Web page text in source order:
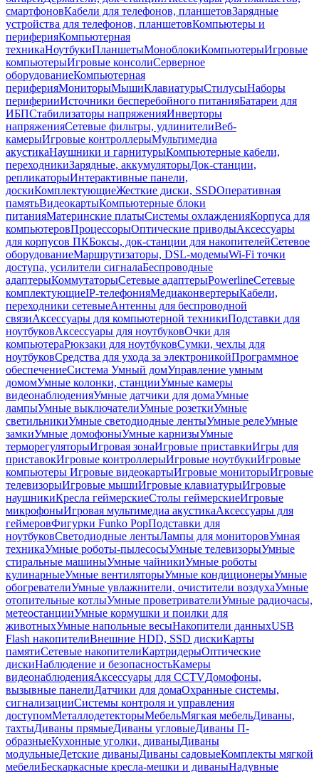
смартфоновКабели для телефонов, планшетовЗарядные
устройства для телефонов, планшетовКомпьютеры и
периферияКомпьютерная
техникаНоутбукиПланшетыМоноблокиКомпьютерыИгровые
компьютерыИгровые консолиСерверное
оборудованиеКомпьютерная
периферияМониторыМышиКлавиатурыСтилусыНаборы
периферииИсточники бесперебойного питанияБатареи для
ИБПСтабилизаторы напряженияИнверторы
напряженияСетевые фильтры, удлинителиВеб-
камерыИгровые контроллерыМультимедиа
акустикаНаушники и гарнитурыКомпьютерные кабели,
переходникиЗарядные, аккумуляторыДок-станции,
репликаторыИнтерактивные панели,
доскиКомплектующиеЖесткие диски, SSDОперативная
памятьВидеокартыКомпьютерные блоки
питанияМатеринские платыСистемы охлажденияКорпуса для
компьютеровПроцессорыОптические приводыАксессуары
для корпусов ПКБоксы, док-станции для накопителейСетевое
оборудованиеМаршрутизаторы, DSL-модемыWi-Fi точки
доступа, усилители сигналаБеспроводные
адаптерыКоммутаторыСетевые адаптерыPowerlineСетевые
комплектующиеIP-телефонияМедиаконвертерыКабели,
переходники сетевыеАнтенны для беспроводной
связиАксессуары для компьютерной техникиПодставки для
ноутбуковАксессуары для ноутбуковОчки для
компьютераРюкзаки для ноутбуковСумки, чехлы для
ноутбуковСредства для ухода за электроникойПрограммное
обеспечениеСистема Умный домУправление умным
домомУмные колонки, станцииУмные камеры
видеонаблюденияУмные датчики для домаУмные
лампыУмные выключателиУмные розеткиУмные
светильникиУмные светодиодные лентыУмные релеУмные
замкиУмные домофоныУмные карнизыУмные
терморегуляторыИгровая зонаИгровые приставкиИгры для
приставокИгровые контроллерыИгровые ноутбукиИгровые
компьютеры Игровые видеокартыИгровые мониторыИгровые
телевизорыИгровые мышиИгровые клавиатурыИгровые
наушникиКресла геймерскиеСтолы геймерскиеИгровые
микрофоныИгровая мультимедиа акустикаАксессуары для
геймеровФигурки Funko PopПодставки для
ноутбуковСветодиодные лентыЛампы для мониторовУмная
техникаУмные роботы-пылесосыУмные телевизорыУмные
стиральные машиныУмные чайникиУмные роботы
кулинарныеУмные вентиляторыУмные кондиционерыУмные
обогревателиУмные увлажнители, очистители воздухаУмные
отопительные котлыУмные проветривателиУмные радиочасы,
метеостанцииУмные кормушки и поилки для
животныхУмные напольные весыНакопители данныхUSB
Flash накопителиВнешние HDD, SSD дискиКарты
памятиСетевые накопителиКартридерыОптические
дискиНаблюдение и безопасностьКамеры
видеонаблюденияАксессуары для CCTVДомофоны,
вызывные панелиДатчики для домаОхранные системы,
сигнализацииСистемы контроля и управления
доступомМеталлодетекторыМебельМягкая мебельДиваны,
тахтыДиваны прямыеДиваны угловыеДиваны П-
образныеКухонные уголки, диваныДиваны
модульныеДетские диваныДиваны садовыеКомплекты мягкой
мебелиБескаркасные кресла-мешки и диваныНадувные